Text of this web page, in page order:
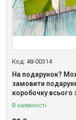
48-00314
На подарунок?
замовити
коробочку всього
В наявності